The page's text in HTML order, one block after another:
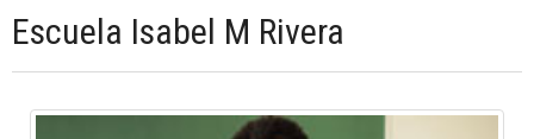
Escuela Isabel M Rivera